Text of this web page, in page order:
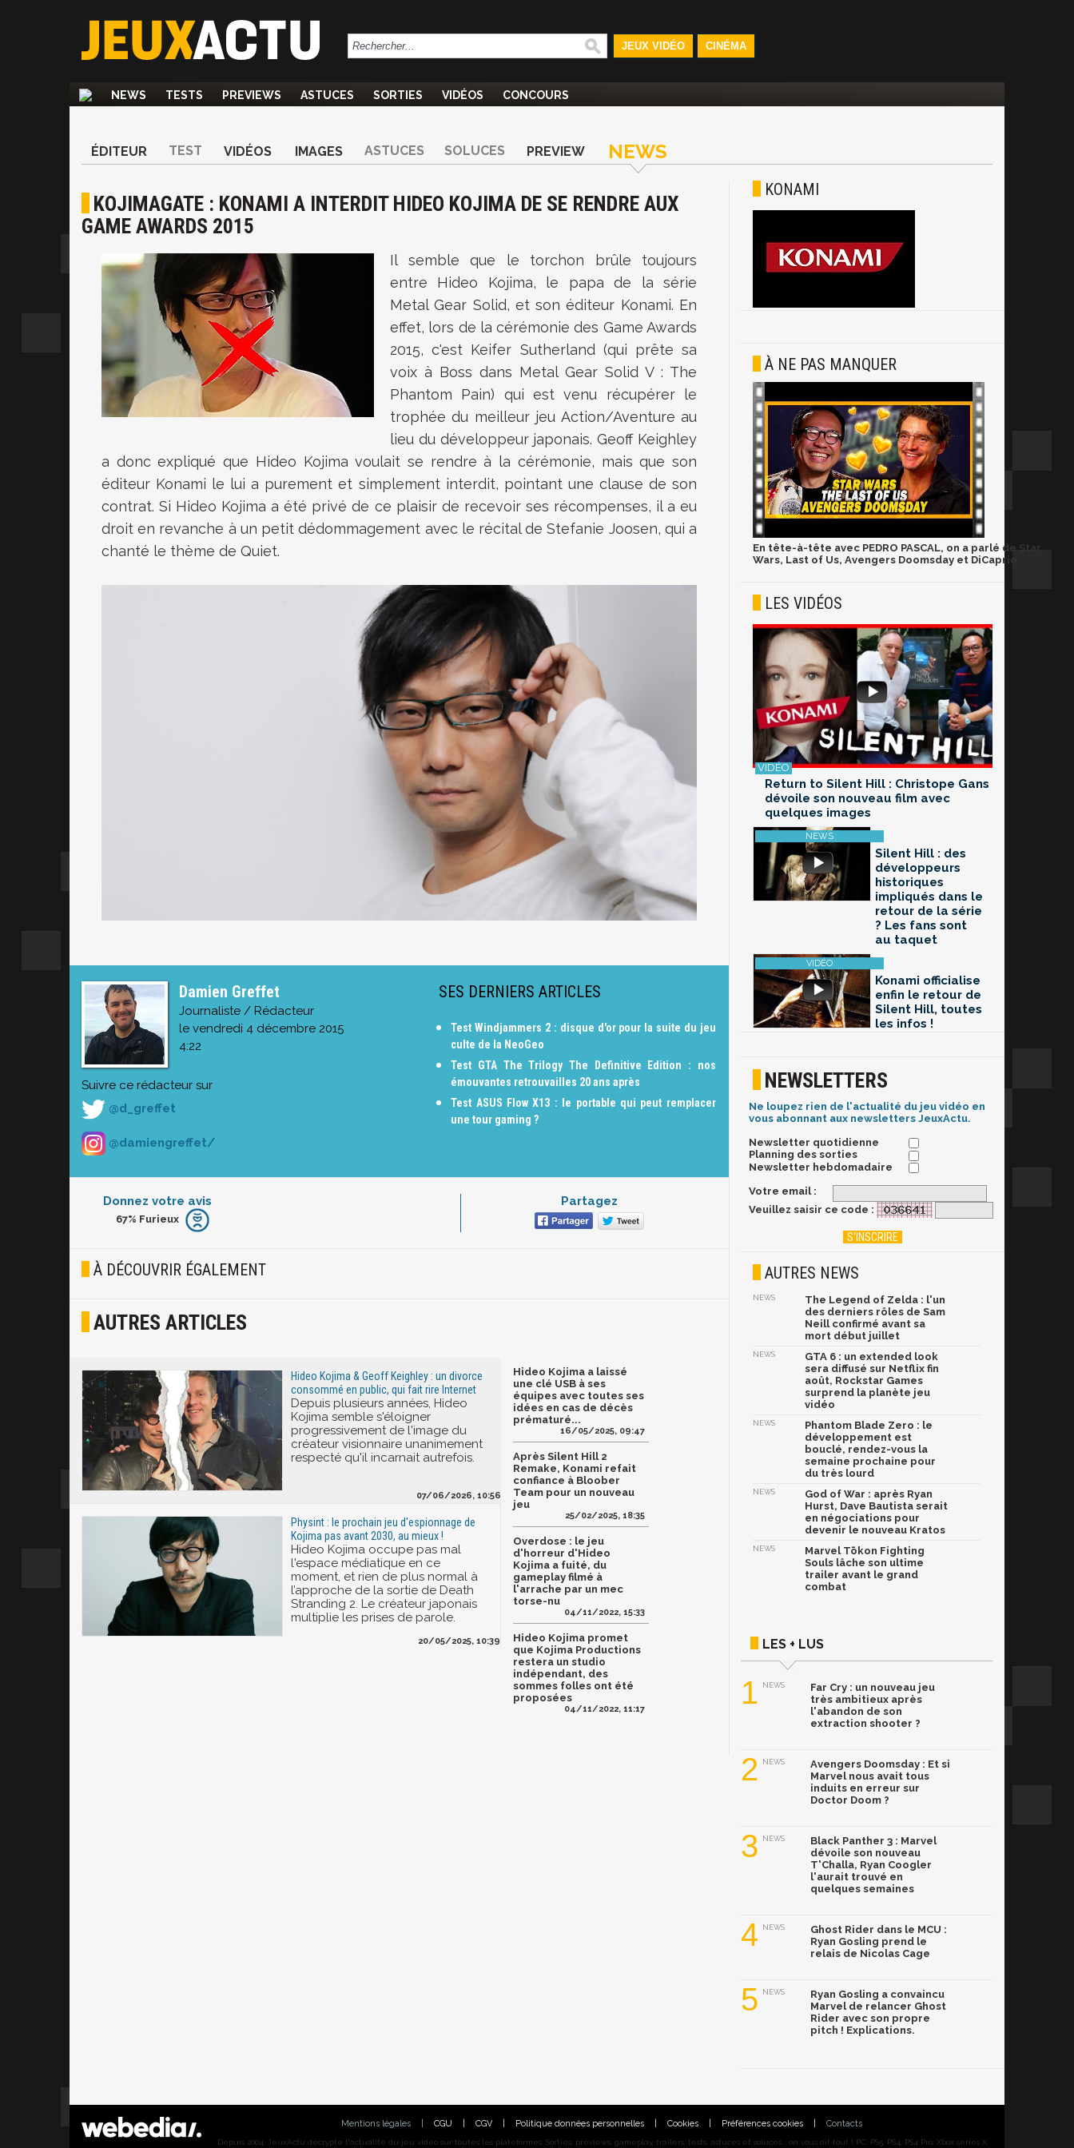
JEUX VIDÉO CINÉMA
NEWS TESTS PREVIEWS ASTUCES SORTIES VIDÉOS CONCOURS
ÉDITEUR TEST VIDÉOS IMAGES ASTUCES SOLUCES PREVIEW NEWS
KOJIMAGATE : KONAMI A INTERDIT HIDEO KOJIMA DE SE RENDRE AUX
GAME AWARDS 2015
Il semble que le torchon brûle toujours
entre Hideo Kojima, le papa de la série
Metal Gear Solid, et son éditeur Konami. En
effet, lors de la cérémonie des Game Awards
2015, c'est Keifer Sutherland (qui prête sa
voix à Boss dans Metal Gear Solid V : The
Phantom Pain) qui est venu récupérer le
trophée du meilleur jeu Action/Aventure au
lieu du développeur japonais. Geoff Keighley
a donc expliqué que Hideo Kojima voulait se rendre à la cérémonie, mais que son
éditeur Konami le lui a purement et simplement interdit, pointant une clause de son
contrat. Si Hideo Kojima a été privé de ce plaisir de recevoir ses récompenses, il a eu
droit en revanche à un petit dédommagement avec le récital de Stefanie Joosen, qui a
chanté le thème de Quiet.
Damien Greffet
Journaliste / Rédacteur
le vendredi 4 décembre 2015
4:22
Suivre ce rédacteur sur
@d_greffet
@damiengreffet/
SES DERNIERS ARTICLES
Test Windjammers 2 : disque d'or pour la suite du jeu
culte de la NeoGeo
Test GTA The Trilogy The Definitive Edition : nos
émouvantes retrouvailles 20 ans après
Test ASUS Flow X13 : le portable qui peut remplacer
une tour gaming ?
Donnez votre avis
Furieux
Joyeux
67% Furieux
Partagez
À DÉCOUVRIR ÉGALEMENT
AUTRES ARTICLES
Hideo Kojima & Geoff Keighley : un divorce
consommé en public, qui fait rire Internet
Depuis plusieurs années, Hideo
Kojima semble s'éloigner
progressivement de l'image du
créateur visionnaire unanimement
respecté qu'il incarnait autrefois.
07/06/2026, 10:56
Physint : le prochain jeu d'espionnage de
Kojima pas avant 2030, au mieux !
Hideo Kojima occupe pas mal
l'espace médiatique en ce
moment, et rien de plus normal à
l’approche de la sortie de Death
Stranding 2. Le créateur japonais
multiplie les prises de parole.
20/05/2025, 10:39
Hideo Kojima a laissé
une clé USB à ses
équipes avec toutes ses
idées en cas de décès
prématuré...
16/05/2025, 09:47
Après Silent Hill 2
Remake, Konami refait
confiance à Bloober
Team pour un nouveau
jeu
25/02/2025, 18:35
Overdose : le jeu
d'horreur d'Hideo
Kojima a fuité, du
gameplay filmé à
l'arrache par un mec
torse-nu
04/11/2022, 15:33
Hideo Kojima promet
que Kojima Productions
restera un studio
indépendant, des
sommes folles ont été
proposées
04/11/2022, 11:17
KONAMI
À NE PAS MANQUER
En tête-à-tête avec PEDRO PASCAL, on a parlé de Star
Wars, Last of Us, Avengers Doomsday et DiCaprio
LES VIDÉOS
Return to Silent Hill : Christope Gans
dévoile son nouveau film avec
quelques images
Silent Hill : des
développeurs
historiques
impliqués dans le
retour de la série
? Les fans sont
au taquet
Konami officialise
enfin le retour de
Silent Hill, toutes
les infos !
NEWSLETTERS
Ne loupez rien de l'actualité du jeu vidéo en
vous abonnant aux newsletters JeuxActu.
Newsletter quotidienne
Planning des sorties
Newsletter hebdomadaire
Votre email :
Veuillez saisir ce code :
AUTRES NEWS
NEWS
The Legend of Zelda : l'un
des derniers rôles de Sam
Neill confirmé avant sa
mort début juillet
NEWS
GTA 6 : un extended look
sera diffusé sur Netflix fin
août, Rockstar Games
surprend la planète jeu
vidéo
NEWS
Phantom Blade Zero : le
développement est
bouclé, rendez-vous la
semaine prochaine pour
du très lourd
NEWS
God of War : après Ryan
Hurst, Dave Bautista serait
en négociations pour
devenir le nouveau Kratos
NEWS
Marvel Tōkon Fighting
Souls lâche son ultime
trailer avant le grand
combat
LES + LUS
1 NEWS
Far Cry : un nouveau jeu
très ambitieux après
l'abandon de son
extraction shooter ?
2 NEWS
Avengers Doomsday : Et si
Marvel nous avait tous
induits en erreur sur
Doctor Doom ?
3 NEWS
Black Panther 3 : Marvel
dévoile son nouveau
T'Challa, Ryan Coogler
l'aurait trouvé en
quelques semaines
4 NEWS
Ghost Rider dans le MCU :
Ryan Gosling prend le
relais de Nicolas Cage
5 NEWS
Ryan Gosling a convaincu
Marvel de relancer Ghost
Rider avec son propre
pitch ! Explications.
Mentions légales CGU CGV Politique données personnelles Cookies Préférences cookies Contacts
Depuis 2004, JeuxActu décrypte l'actualité du jeu vidéo sur toutes les plateformes. Sorties, previews, gameplay, trailers, tests, astuces et soluces... on vous dit tout ! PC, PS5, PS4, PS4 Pro, Xbox series X,